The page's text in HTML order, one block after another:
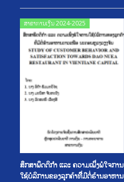
ສາຂາການເງິນ 2024-2025
ສຶກສາພຶດຕິກໍາ ແລະ ຄວາມເພິິ່ງພໍໃຈການ
ໃຊ້ບໍລິການຂອງລູກຄ້າທີິ່ມີຕໍ່ຮ້ານອາຫານ
Posted
on